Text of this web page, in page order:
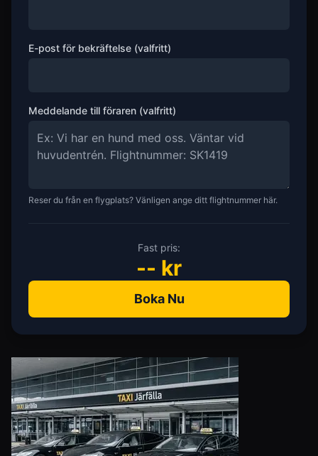
E-post för bekräftelse (valfritt)
Meddelande till föraren (valfritt)
Reser du från en flygplats? Vänligen ange ditt flightnummer här.
Fast pris:
-- kr
Boka Nu